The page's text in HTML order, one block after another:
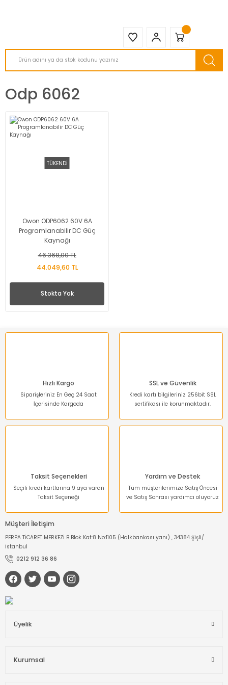
Odp 6062
TÜKENDİ
Owon ODP6062 60V 6A
Programlanabilir DC Güç
Kaynağı
46.368,00 TL
44.049,60 TL
Stokta Yok
Hızlı Kargo
Siparişleriniz En Geç 24 Saat
İçerisinde Kargoda
SSL ve Güvenlik
Kredi kartı bilgileriniz 256bit SSL
sertifikası ile korunmaktadır.
Taksit Seçenekleri
Seçili kredi kartlarına 9 aya varan
Taksit Seçeneği
Yardım ve Destek
Tüm müşterilerimize Satış Öncesi
ve Satış Sonrası yardımcı oluyoruz
Müşteri İletişim
PERPA TİCARET MERKEZİ B Blok Kat:8 No:1105 (Halkbankası yanı) , 34384 Şişli/
İstanbul
0212 912 36 86
Üyelik
Kurumsal